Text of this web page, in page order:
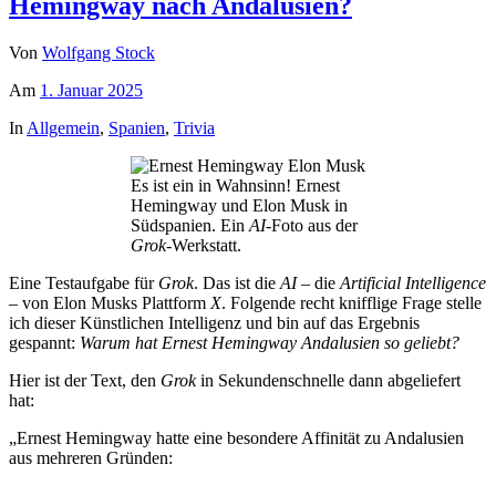
Von Wolfgang Stock
Am 1. Januar 2025
In Allgemein, Spanien, Trivia
Es ist ein in Wahnsinn! Ernest
Hemingway und Elon Musk in
Südspanien. Ein AI-Foto aus der
Grok-Werkstatt.
Eine Testaufgabe für Grok. Das ist die AI– die Artificial Intelligence
– von Elon Musks Plattform X. Folgende recht knifflige Frage stelle
ich dieser Künstlichen Intelligenz und bin auf das Ergebnis
gespannt: Warum hat Ernest Hemingway Andalusien so geliebt?
Hier ist der Text, den Grokin Sekundenschnelle dann abgeliefert
hat:
„Ernest Hemingway hatte eine besondere Affinität zu Andalusien
aus mehreren Gründen: